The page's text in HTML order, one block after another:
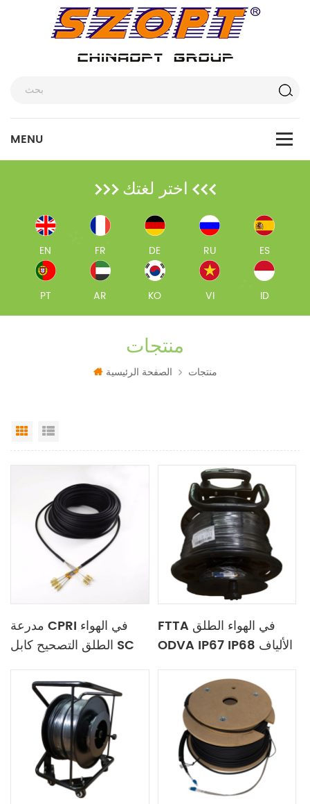
اختر لغتك
EN FR DE RU ES
PT AR KO VI ID
منتجات
الصفحة الرئيسية منتجات
Grid View
مدرعة CPRI في الهواء
الطلق التصحيح كابل SC
FTTA في الهواء الطلق
ODVA IP67 IP68 الألياف